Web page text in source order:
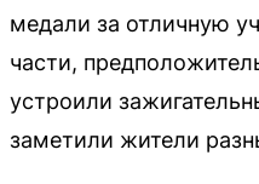
медали за отличную
части,
устроили
заметили жители